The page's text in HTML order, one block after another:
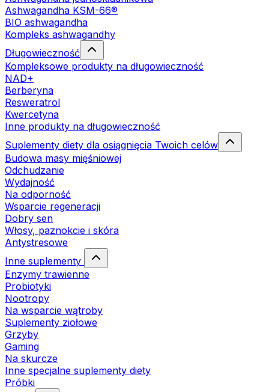
Ashwagandha KSM-66®
BIO ashwagandha
Kompleks ashwagandhy
Długowieczność
Kompleksowe produkty na długowieczność
NAD+
Berberyna
Resweratrol
Kwercetyna
Inne produkty na długowieczność
Suplementy diety dla osiągnięcia Twoich celów
Budowa masy mięśniowej
Odchudzanie
Wydajność
Na odporność
Wsparcie regeneracji
Dobry sen
Włosy, paznokcie i skóra
Antystresowe
Inne suplementy
Enzymy trawienne
Probiotyki
Nootropy
Na wsparcie wątroby
Suplementy ziołowe
Grzyby
Gaming
Na skurcze
Inne specjalne suplementy diety
Próbki